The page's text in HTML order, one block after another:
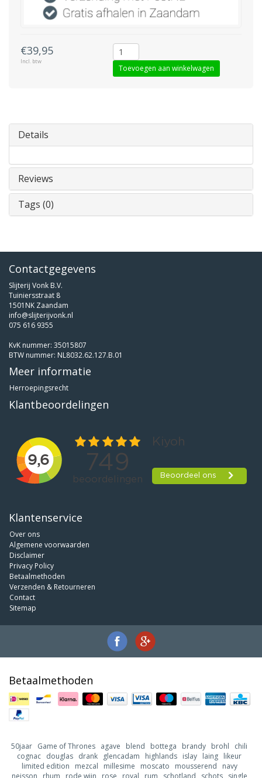
€39,95
Incl. btw
Toevoegen aan winkelwagen
Details
Reviews
Tags (0)
Contactgegevens
Slijterij Vonk B.V.
Tuiniersstraat 8
1501NK Zaandam
info@slijterijvonk.nl
075 616 9355
KvK nummer: 35015807
BTW nummer: NL8032.62.127.B.01
Meer informatie
Herroepingsrecht
Klantbeoordelingen
Klantenservice
Over ons
Algemene voorwaarden
Disclaimer
Privacy Policy
Betaalmethoden
Verzenden & Retourneren
Contact
Sitemap
Betaalmethoden
50jaar Game of Thrones agave blend bottega brandy brohl
chili
cognac douglas drank glencadam highlands islay laing likeur
limited edition
mezcal millesime moscato mousserend
navy
neisson
rhum rode wijn rose royal rum schotland schots single